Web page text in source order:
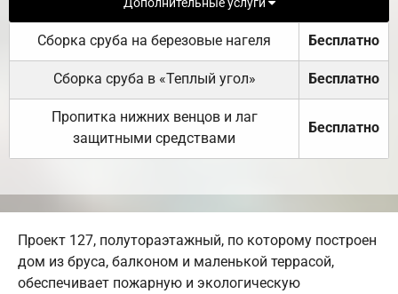
Дополнительные услуги
Сборка сруба на березовые нагеля Бесплатно
Сборка сруба в «Теплый угол» Бесплатно
Пропитка нижних венцов и лаг
защитными средствами
Бесплатно
Проект 127, полутораэтажный, по которому построен
дом из бруса, балконом и маленькой террасой,
обеспечивает пожарную и экологическую